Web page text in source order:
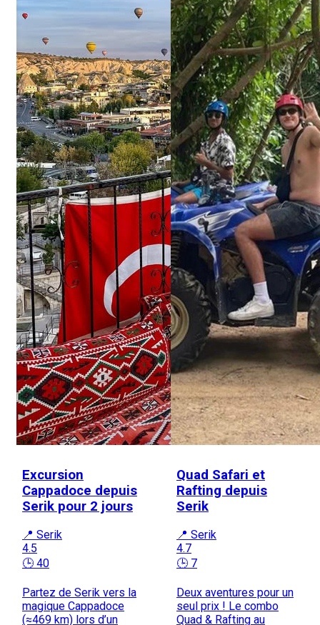
Excursion
Cappadoce depuis
Serik pour 2 jours
📍 Serik
4.5
🕒 40
Partez de Serik vers la
magique Cappadoce
(≈469 km) lors d’un
Quad Safari et
Rafting depuis
Serik
📍 Serik
4.7
🕒 7
Deux aventures pour un
seul prix ! Le combo
Quad & Rafting au